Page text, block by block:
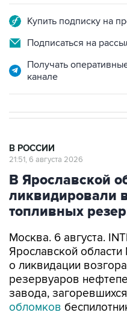
Купить подписку на
Подписаться на
Получать
канале
В РОССИИ
21:51, 6 августа 2026
В Ярославской
ликвидировали
топливных
Москва. 6 августа.
Ярославской
о ликвидации
резервуаров
завода,
обломков